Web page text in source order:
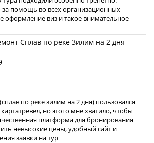
помощь во всех организационных
оформление виз и такое внимательное
по реке зилим на 2 дня) пользовался
но этого мне хватило, чтобы
платформа для бронирования
невысокие цены, удобный сайт и
заявки на тур